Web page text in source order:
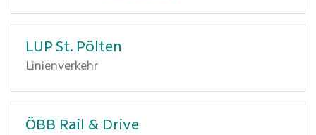
LUP St. Pölten
Linienverkehr
ÖBB Rail & Drive